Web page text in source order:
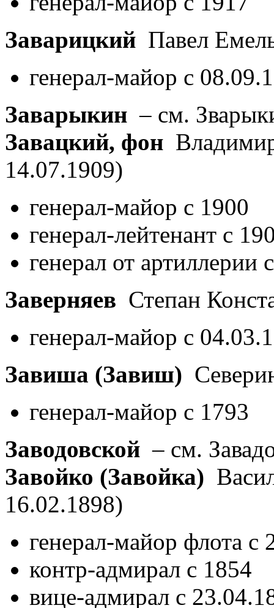
Заварицкий Павел
генерал-майор с
Заварыкин – см.
Завацкий, фон
14.07.1909)
генерал-майор с 1900
генерал-лейтенант с
генерал от артиллерии
Заверняев Степан
генерал-майор с
Завиша (Завиш)
генерал-майор с 1793
Заводовской – см.
Завойко (Завойка)
16.02.1898)
генерал-майор флота с
контр-адмирал с 1854
вице-адмирал с